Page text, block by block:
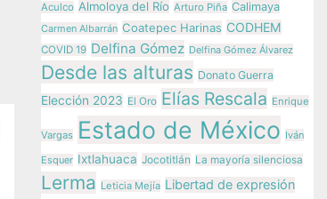
Aculco Almoloya del Río Arturo Piña Calimaya
Carmen Albarrán Coatepec Harinas CODHEM
COVID 19 Delfina Gómez Delfina Gómez Álvarez
Desde las alturas Donato Guerra
Elección 2023 El Oro Elías Rescala Enrique
Vargas Estado de México Iván
Esquer Ixtlahuaca Jocotitlán La mayoría silenciosa
Lerma Leticia Mejía Libertad de expresión